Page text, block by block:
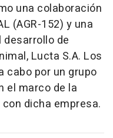
una colaboración
(AGR-152) y una
de
Lucta S.A. Los
cabo por un grupo
el marco de la
dicha empresa.